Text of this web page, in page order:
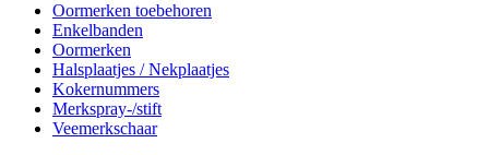
Oormerken toebehoren
Enkelbanden
Oormerken
Halsplaatjes / Nekplaatjes
Kokernummers
Merkspray-/stift
Veemerkschaar